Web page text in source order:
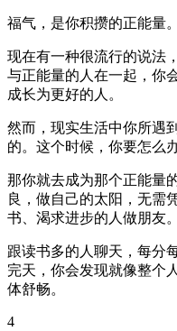
福气，是你积攒的正能量。
现在有一种很流行的说法
与正能量的人在一起，你
成长为更好的人。
然而，现实生活中你所遇
的。这个时候，你要怎么
那你就去成为那个正能量
良，做自己的太阳，无需
书、渴求进步的人做朋友。
跟读书多的人聊天，每分
完天，你会发现就像整个
体舒畅。
4